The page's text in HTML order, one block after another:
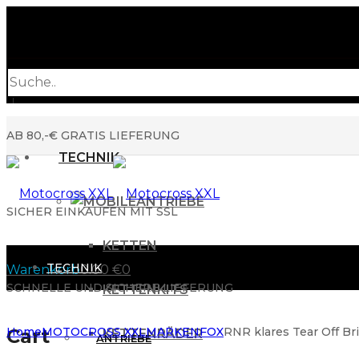
search
TECHNIK
ANTRIEBE
KETTEN
KETTENKITS
KETTENRÄDER
AB 80,-€ GRATIS LIEFERUNG
SICHER EINKAUFEN MIT SSL
SCHNELLE UND SICHERE LIEFERUNG
Warenkorb0.00 €0
Cart
TECHNIK
ANTRIEBE
HomeMOTOCROSS XXLMARKENFOXRNR klares Tear Off